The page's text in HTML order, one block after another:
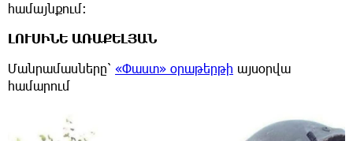
համայնքում։
ԼՈՒՍԻՆԵ ԱՌԱՔԵԼՅԱՆ
Մանրամասները՝ «Փաստ» օրաթերթի այսօրվա
համարում